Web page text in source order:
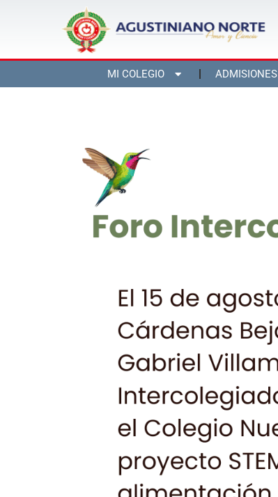
MI COLEGIO ADMISIONES